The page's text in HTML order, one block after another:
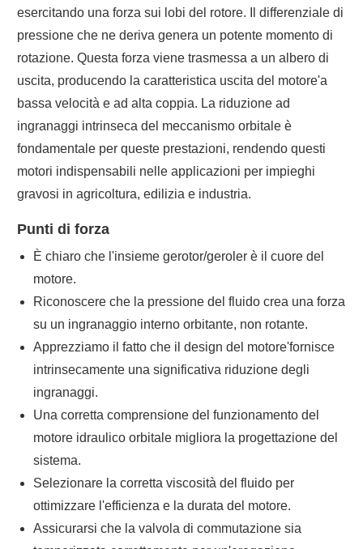
esercitando una forza sui lobi del rotore. Il differenziale di
pressione che ne deriva genera un potente momento di
rotazione. Questa forza viene trasmessa a un albero di
uscita, producendo la caratteristica uscita del motore'a
bassa velocità e ad alta coppia. La riduzione ad
ingranaggi intrinseca del meccanismo orbitale è
fondamentale per queste prestazioni, rendendo questi
motori indispensabili nelle applicazioni per impieghi
gravosi in agricoltura, edilizia e industria.
Punti di forza
È chiaro che l'insieme gerotor/geroler è il cuore del
motore.
Riconoscere che la pressione del fluido crea una forza
su un ingranaggio interno orbitante, non rotante.
Apprezziamo il fatto che il design del motore'fornisce
intrinsecamente una significativa riduzione degli
ingranaggi.
Una corretta comprensione del funzionamento del
motore idraulico orbitale migliora la progettazione del
sistema.
Selezionare la corretta viscosità del fluido per
ottimizzare l'efficienza e la durata del motore.
Assicurarsi che la valvola di commutazione sia